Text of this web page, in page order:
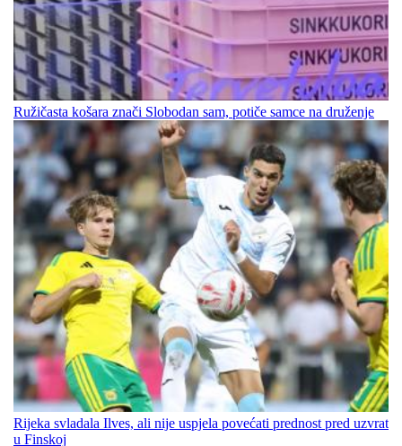
Ružičasta košara znači Slobodan sam, potiče samce na druženje
Rijeka svladala Ilves, ali nije uspjela povećati prednost pred uzvrat
u Finskoj